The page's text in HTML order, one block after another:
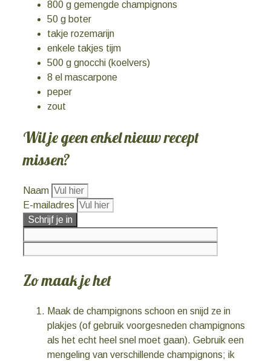
800 g gemengde champignons
50 g boter
takje rozemarijn
enkele takjes tijm
500 g gnocchi (koelvers)
8 el mascarpone
peper
zout
Wil je geen enkel nieuw recept
missen?
Naam
E-mailadres
Schrijf je in
Zo maak je het
Maak de champignons schoon en snijd ze in
plakjes (of gebruik voorgesneden champignons
als het echt heel snel moet gaan). Gebruik een
mengeling van verschillende champignons; ik